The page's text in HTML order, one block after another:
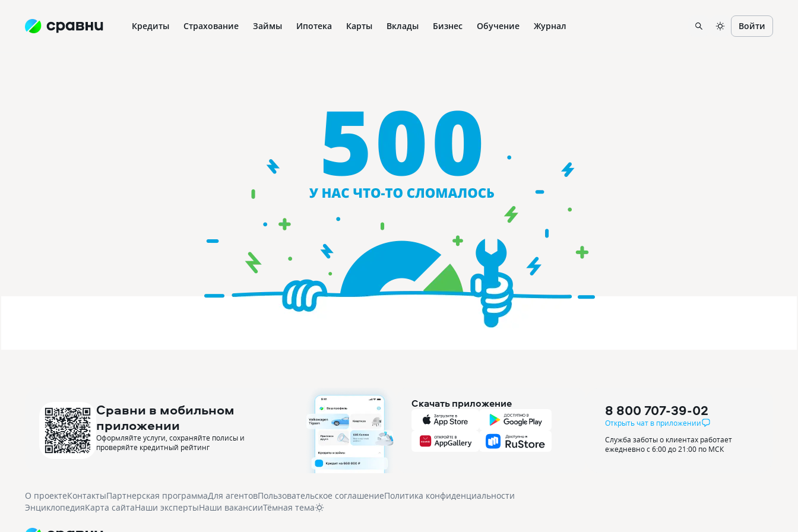
Кредиты Страхование Займы Ипотека Карты Вклады Бизнес Обучение Журнал Войти
Сравни в мобильном
приложении
Оформляйте услуги, сохраняйте полисы и
проверяйте кредитный рейтинг
Скачать приложение 8 800 707-39-02
Открыть чат в приложении
Служба заботы о клиентах работает
ежедневно с 6:00 до 21:00 по МСК
О проектеКонтактыПартнерская программаДля агентовПользовательское соглашениеПолитика конфиденциальности
ЭнциклопедияКарта сайтаНаши экспертыНаши вакансииТёмная тема